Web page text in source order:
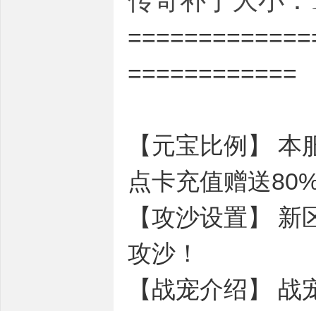
============
【元宝比例】
点卡充值赠送
【攻沙设置】
攻沙！
【战宠介绍】